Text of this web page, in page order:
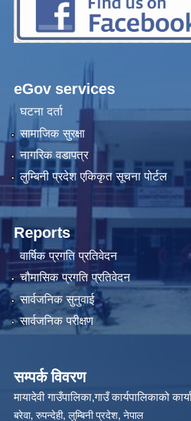
eGov services
घटना दर्ता
सामाजिक सुरक्षा
नागरिक वडापत्र
लुम्बिनी प्रदेश एकिकृत सूचना पोर्टल
Reports
वार्षिक प्रगति प्रतिवेदन
चौमासिक प्रगति प्रतिवेदन
सार्वजनिक सुनुवाई
सार्वजनिक परीक्षण
सम्पर्क विवरण
मायादेवी गाउँपालिका,गाउँ कार्यपालिकाको
बरेवा, रुपन्देही, लुम्बिनी प्रदेश, नेपाल